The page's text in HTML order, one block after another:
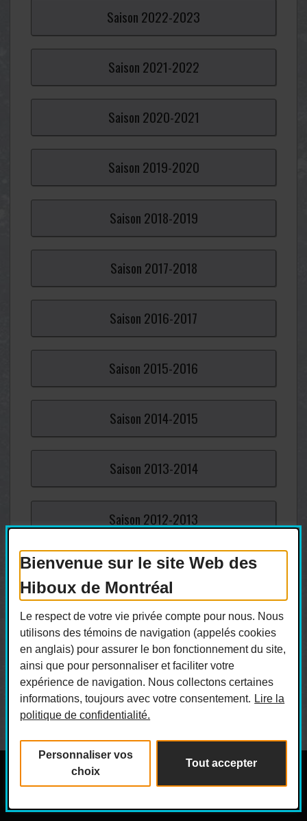
Bienvenue sur le site Web des
Hiboux de Montréal
Le respect de votre vie privée compte pour nous. Nous
utilisons des témoins de navigation (appelés cookies
en anglais) pour assurer le bon fonctionnement du site,
ainsi que pour personnaliser et faciliter votre
expérience de navigation. Nous collectons certaines
informations, toujours avec votre consentement. Lire la
politique de confidentialité.
Personnaliser vos
choix
Tout accepter
Saison 2022-2023
Saison 2021-2022
Saison 2020-2021
Saison 2019-2020
Saison 2018-2019
Saison 2017-2018
Saison 2016-2017
Saison 2015-2016
Saison 2014-2015
Saison 2013-2014
Saison 2012-2013
Saison2011-2012
Saison2010-2011
Saison2009-2010
Copyright © 2026 Hiboux de Montréal. Tous droits réservés.
Politique de confidentialité|Personnaliser les témoins| Conception :